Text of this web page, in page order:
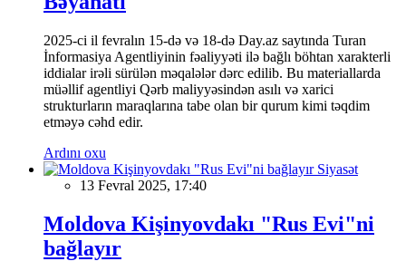
2025-ci il fevralın 15-də və 18-də Day.az saytında Turan
İnformasiya Agentliyinin fəaliyyəti ilə bağlı böhtan xarakterli
iddialar irəli sürülən məqalələr dərc edilib. Bu materiallarda
müəllif agentliyi Qərb maliyyəsindən asılı və xarici
strukturların maraqlarına tabe olan bir qurum kimi təqdim
etməyə cəhd edir.
Ardını oxu
Siyasət
13 Fevral 2025, 17:40
Moldova Kişinyovdakı "Rus Evi"ni
bağlayır